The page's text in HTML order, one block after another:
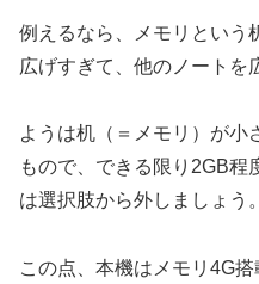
例えるなら、メモリという
広げすぎて、他のノートを
ようは机（＝メモリ）が小
もので、できる限り2GB程
は選択肢から外しましょう。
この点、本機はメモリ4G